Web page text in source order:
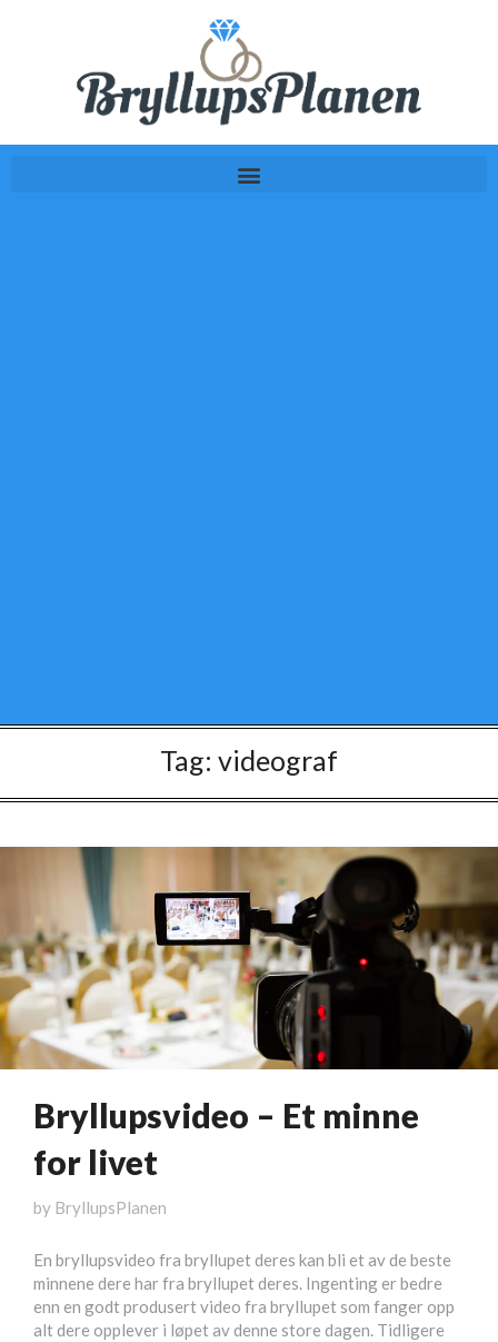
Tag: videograf
Bryllupsvideo – Et minne
for livet
by BryllupsPlanen
En bryllupsvideo fra bryllupet deres kan bli et av de beste
minnene dere har fra bryllupet deres. Ingenting er bedre
enn en godt produsert video fra bryllupet som fanger opp
alt dere opplever i løpet av denne store dagen. Tidligere